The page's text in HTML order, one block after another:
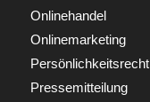
Onlinehandel
Onlinemarketing
Persönlichkeitsrecht
Pressemitteilung